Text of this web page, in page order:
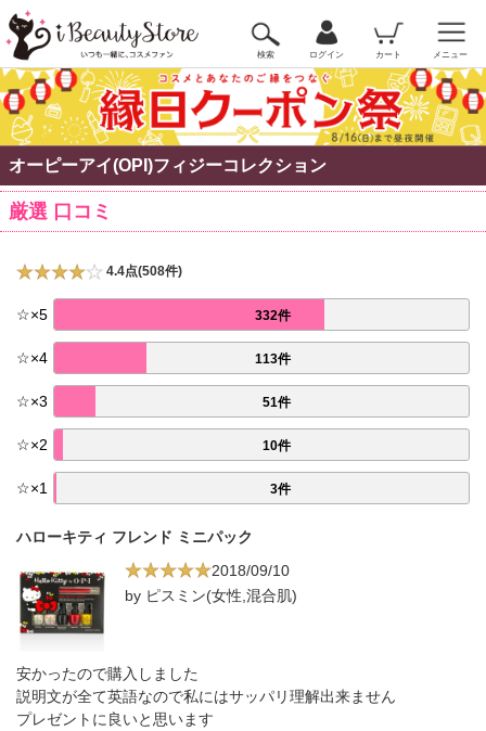
検索 ログイン カート メニュー
オーピーアイ(OPI)フィジーコレクション
厳選 口コミ
4.4点(508件)
☆×5 332件
☆×4 113件
☆×3 51件
☆×2 10件
☆×1 3件
ハローキティ フレンド ミニパック
2018/09/10
by ピスミン(女性,混合肌)
安かったので購入しました
説明文が全て英語なので私にはサッパリ理解出来ません
プレゼントに良いと思います